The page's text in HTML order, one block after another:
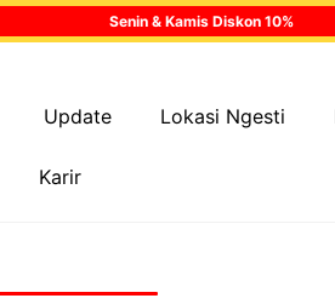
Senin & Kamis Diskon 10%
Update Lokasi Ngesti
Karir